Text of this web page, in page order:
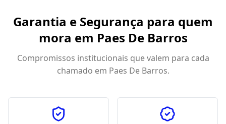
Garantia e Segurança para quem
mora em Paes De Barros
Compromissos institucionais que valem para cada
chamado em Paes De Barros.